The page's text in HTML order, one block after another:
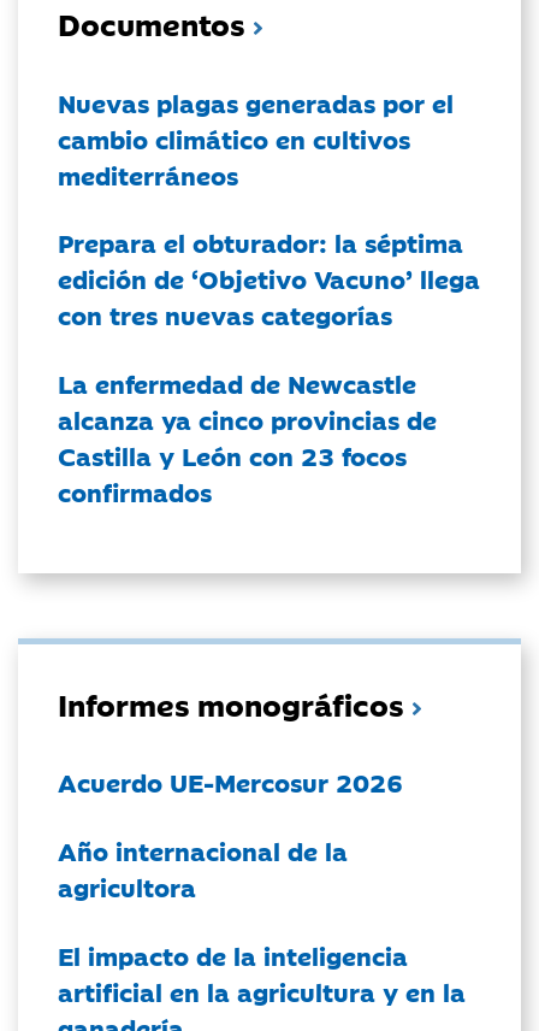
Documentos
Nuevas plagas generadas por el
cambio climático en cultivos
mediterráneos
Prepara el obturador: la séptima
edición de ‘Objetivo Vacuno’ llega
con tres nuevas categorías
La enfermedad de Newcastle
alcanza ya cinco provincias de
Castilla y León con 23 focos
confirmados
Informes monográficos
Acuerdo UE-Mercosur 2026
Año internacional de la
agricultora
El impacto de la inteligencia
artificial en la agricultura y en la